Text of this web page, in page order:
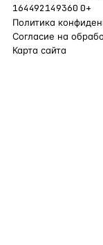
164492149360 0+
Политика
Согласие на
Карта сайта